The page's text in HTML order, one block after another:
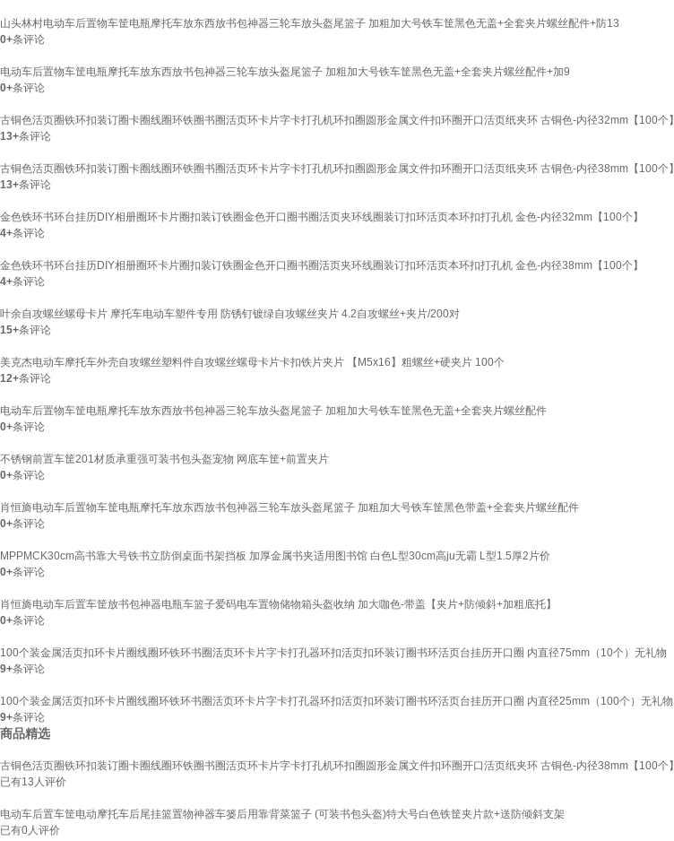
山头林村电动车后置物车筐电瓶摩托车放东西放书包神器三轮车放头盔尾篮子 加粗加大号铁车筐黑色无盖+全套夹片螺丝配件+防13
0+条评论
电动车后置物车筐电瓶摩托车放东西放书包神器三轮车放头盔尾篮子 加粗加大号铁车筐黑色无盖+全套夹片螺丝配件+加9
0+条评论
古铜色活页圈铁环扣装订圈卡圈线圈环铁圈书圈活页环卡片字卡打孔机环扣圈圆形金属文件扣环圈开口活页纸夹环 古铜色-内径32mm【100个】
13+条评论
古铜色活页圈铁环扣装订圈卡圈线圈环铁圈书圈活页环卡片字卡打孔机环扣圈圆形金属文件扣环圈开口活页纸夹环 古铜色-内径38mm【100个】
13+条评论
金色铁环书环台挂历DIY相册圈环卡片圈扣装订铁圈金色开口圈书圈活页夹环线圈装订扣环活页本环扣打孔机 金色-内径32mm【100个】
4+条评论
金色铁环书环台挂历DIY相册圈环卡片圈扣装订铁圈金色开口圈书圈活页夹环线圈装订扣环活页本环扣打孔机 金色-内径38mm【100个】
4+条评论
叶余自攻螺丝螺母卡片 摩托车电动车塑件专用 防锈钉镀绿自攻螺丝夹片 4.2自攻螺丝+夹片/200对
15+条评论
美克杰电动车摩托车外壳自攻螺丝塑料件自攻螺丝螺母卡片卡扣铁片夹片 【M5x16】粗螺丝+硬夹片 100个
12+条评论
电动车后置物车筐电瓶摩托车放东西放书包神器三轮车放头盔尾篮子 加粗加大号铁车筐黑色无盖+全套夹片螺丝配件
0+条评论
不锈钢前置车筐201材质承重强可装书包头盔宠物 网底车筐+前置夹片
0+条评论
肖恒旖电动车后置物车筐电瓶摩托车放东西放书包神器三轮车放头盔尾篮子 加粗加大号铁车筐黑色带盖+全套夹片螺丝配件
0+条评论
MPPMCK30cm高书靠大号铁书立防倒桌面书架挡板 加厚金属书夹适用图书馆 白色L型30cm高ju无霸 L型1.5厚2片价
0+条评论
肖恒旖电动车后置车筐放书包神器电瓶车篮子爱码电车置物储物箱头盔收纳 加大咖色-带盖【夹片+防倾斜+加粗底托】
0+条评论
100个装金属活页扣环卡片圈线圈环铁环书圈活页环卡片字卡打孔器环扣活页扣环装订圈书环活页台挂历开口圈 内直径75mm（10个）无礼物
9+条评论
100个装金属活页扣环卡片圈线圈环铁环书圈活页环卡片字卡打孔器环扣活页扣环装订圈书环活页台挂历开口圈 内直径25mm（100个）无礼物
9+条评论
商品精选
古铜色活页圈铁环扣装订圈卡圈线圈环铁圈书圈活页环卡片字卡打孔机环扣圈圆形金属文件扣环圈开口活页纸夹环 古铜色-内径38mm【100个】
已有13 人评价
电动车后置车筐电动摩托车后尾挂篮置物神器车篓后用靠背菜篮子 (可装书包头盔)特大号白色铁筐夹片款+送防倾斜支架
已有0人评价